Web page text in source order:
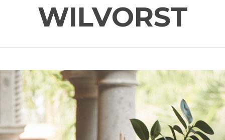
WILVORST